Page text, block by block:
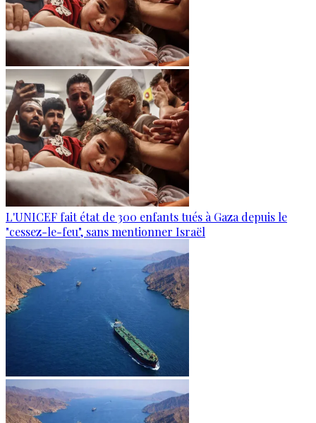
L'UNICEF fait état de 300 enfants tués à Gaza depuis le
"cessez-le-feu", sans mentionner Israël